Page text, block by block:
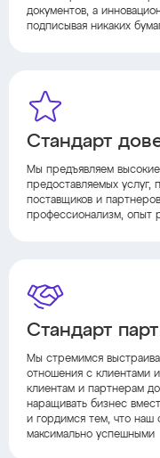
документов, а
подписывая никаких
Стандарт
Мы предъявляем высокие
предоставляемых услуг,
поставщиков и
профессионализм, опыт
Стандарт
Мы стремимся
отношения с клиентами
клиентам и партнерам
наращивать бизнес
и гордимся тем, что наш
максимально успешными